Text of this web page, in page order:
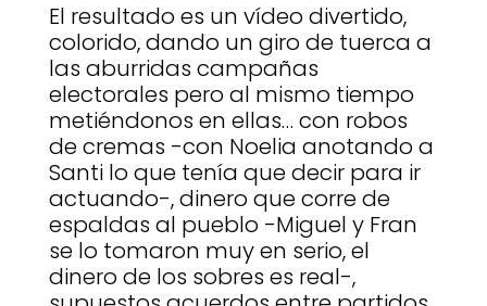
El resultado es un vídeo divertido,
colorido, dando un giro de tuerca a
las aburridas campañas
electorales pero al mismo tiempo
metiéndonos en ellas… con robos
de cremas -con Noelia anotando a
Santi lo que tenía que decir para ir
actuando-, dinero que corre de
espaldas al pueblo -Miguel y Fran
se lo tomaron muy en serio, el
dinero de los sobres es real-,